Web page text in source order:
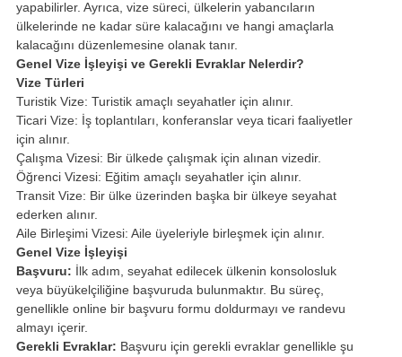
yapabilirler. Ayrıca, vize süreci, ülkelerin yabancıların
ülkelerinde ne kadar süre kalacağını ve hangi amaçlarla
kalacağını düzenlemesine olanak tanır.
Genel Vize İşleyişi ve Gerekli Evraklar Nelerdir?
Vize Türleri
Turistik Vize: Turistik amaçlı seyahatler için alınır.
Ticari Vize: İş toplantıları, konferanslar veya ticari faaliyetler
için alınır.
Çalışma Vizesi: Bir ülkede çalışmak için alınan vizedir.
Öğrenci Vizesi: Eğitim amaçlı seyahatler için alınır.
Transit Vize: Bir ülke üzerinden başka bir ülkeye seyahat
ederken alınır.
Aile Birleşimi Vizesi: Aile üyeleriyle birleşmek için alınır.
Genel Vize İşleyişi
Başvuru: İlk adım, seyahat edilecek ülkenin konsolosluk
veya büyükelçiliğine başvuruda bulunmaktır. Bu süreç,
genellikle online bir başvuru formu doldurmayı ve randevu
almayı içerir.
Gerekli Evraklar: Başvuru için gerekli evraklar genellikle şu